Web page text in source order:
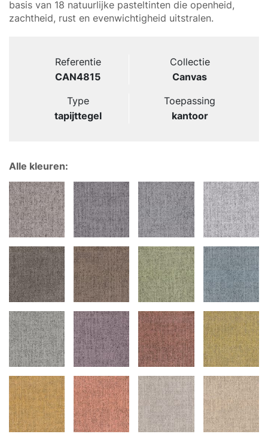
basis van 18 natuurlijke pasteltinten die openheid,
zachtheid, rust en evenwichtigheid uitstralen.
Referentie
CAN4815
Collectie
Canvas
Type
tapijttegel
Toepassing
kantoor
Alle kleuren: